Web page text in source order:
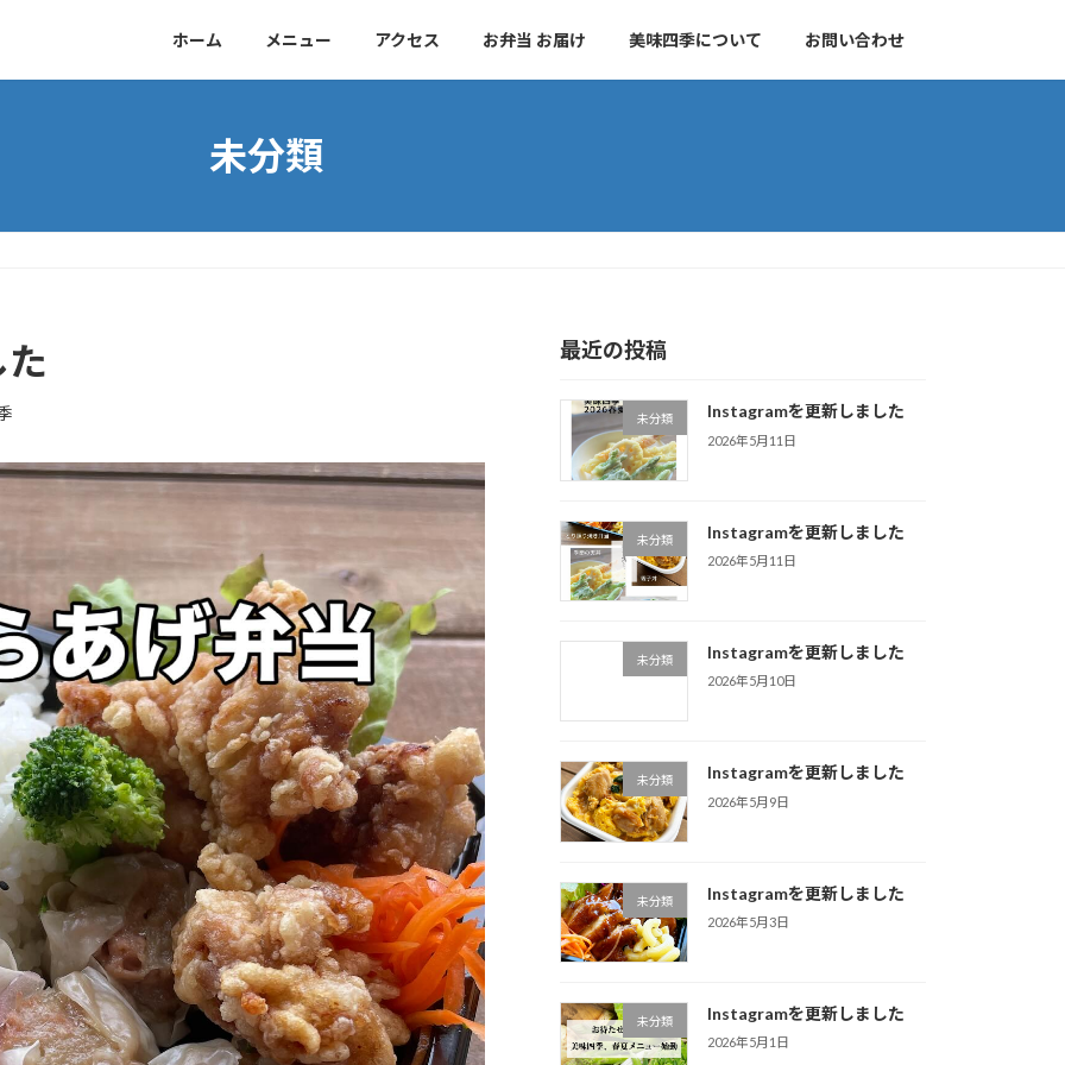
ホーム メニュー アクセス お弁当 お届け 美味四季について お問い合わせ
未分類
最近の投稿
未分類 Instagramを更新しました
2026年5月11日
未分類 Instagramを更新しました
2026年5月11日
未分類 Instagramを更新しました
2026年5月10日
未分類 Instagramを更新しました
2026年5月9日
未分類 Instagramを更新しました
2026年5月3日
未分類 Instagramを更新しました
2026年5月1日